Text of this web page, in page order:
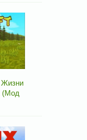
Жизни
(Мод